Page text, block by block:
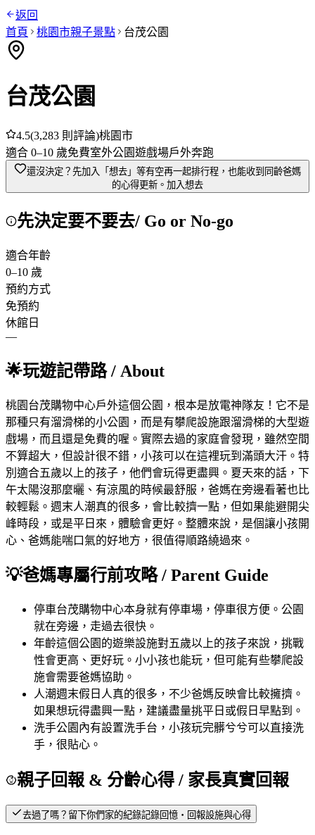
返回
首頁
桃園市親子景點 台茂公園
台茂公園
4.5(3,283 則評論)桃園市
適合 0–10 歲免費室外公園遊戲場戶外奔跑
還沒決定？先加入「想去」 等有空再一起排行程，也能收到同齡爸媽
的心得更新。 加入想去
先決定要不要去/ Go or No-go
適合年齡
0–10 歲
預約方式
免預約
休館日
—
🌟玩遊記帶路/ About
桃園台茂購物中心戶外這個公園，根本是放電神隊友！它不是
那種只有溜滑梯的小公園，而是有攀爬設施跟溜滑梯的大型遊
戲場，而且還是免費的喔。實際去過的家庭會發現，雖然空間
不算超大，但設計很不錯，小孩可以在這裡玩到滿頭大汗。特
別適合五歲以上的孩子，他們會玩得更盡興。夏天來的話，下
午太陽沒那麼曬、有涼風的時候最舒服，爸媽在旁邊看著也比
較輕鬆。週末人潮真的很多，會比較擠一點，但如果能避開尖
峰時段，或是平日來，體驗會更好。整體來說，是個讓小孩開
心、爸媽能喘口氣的好地方，很值得順路繞過來。
💡爸媽專屬行前攻略 / Parent Guide
停車台茂購物中心本身就有停車場，停車很方便。公園
就在旁邊，走過去很快。
年齡這個公園的遊樂設施對五歲以上的孩子來說，挑戰
性會更高、更好玩。小小孩也能玩，但可能有些攀爬設
施會需要爸媽協助。
人潮週末假日人真的很多，不少爸媽反映會比較擁擠。
如果想玩得盡興一點，建議盡量挑平日或假日早點到。
洗手公園內有設置洗手台，小孩玩完髒兮兮可以直接洗
手，很貼心。
親子回報 & 分齡心得 / 家長真實回報
去過了嗎？留下你們家的紀錄記錄回憶・回報設施與心得